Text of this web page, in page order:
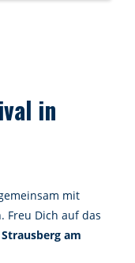
in
mit
Freu Dich auf das
am